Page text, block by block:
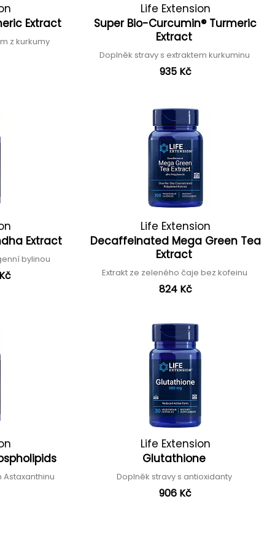
Extract
z kurkumy
Life Extension
Super Bio-Curcumin® Turmeric
Extract
Doplněk stravy s extraktem kurkuminu
935 Kč
Extract
bylinou
Life Extension
Decaffeinated Mega Green Tea
Extract
Extrakt ze zeleného čaje bez kofeinu
824 Kč
Life Extension
Glutathione
Doplněk stravy s antioxidanty
906 Kč